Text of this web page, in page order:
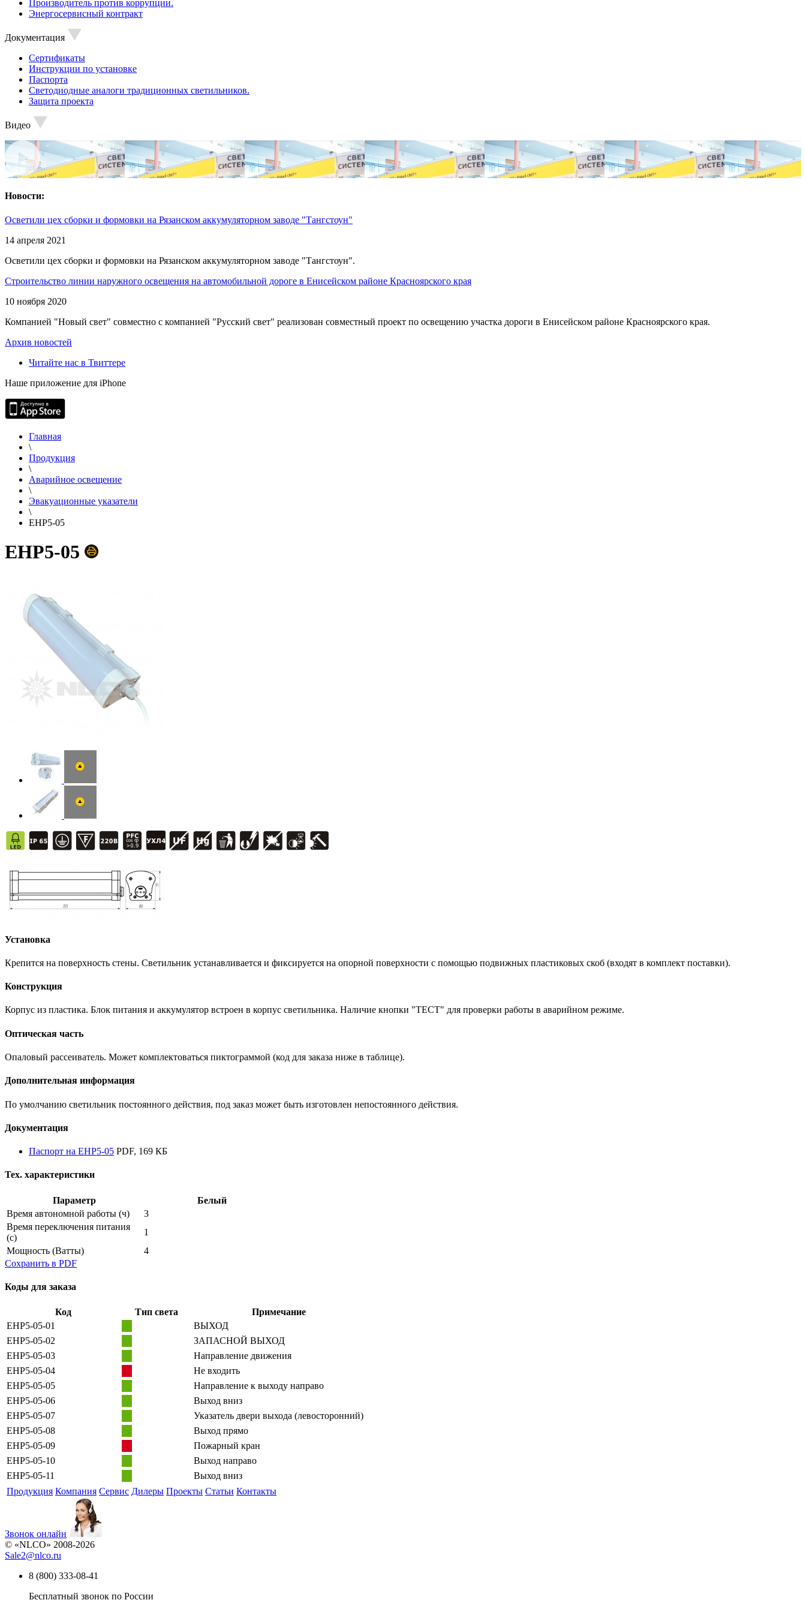
Производитель против коррупции.
Энергосервисный контракт
Документация
Сертификаты
Инструкции по установке
Паспорта
Светодиодные аналоги традиционных светильников.
Защита проекта
Видео
Новости:
Осветили цех сборки и формовки на Рязанском аккумуляторном заводе "Тангстоун"
14 апреля 2021
Осветили цех сборки и формовки на Рязанском аккумуляторном заводе "Тангстоун".
Строительство линии наружного освещения на автомобильной дороге в Енисейском районе Красноярского края
10 ноября 2020
Компанией "Новый свет" совместно с компанией "Русский свет" реализован совместный проект по освещению участка дороги в Енисейском районе Красноярского края.
Архив новостей
Читайте нас в Твиттере
Наше приложение для iPhone
Главная
\
Продукция
\
Аварийное освещение
\
Эвакуационные указатели
\
EHP5-05
EHP5-05
Установка
Крепится на поверхность стены. Светильник устанавливается и фиксируется на опорной поверхности с помощью подвижных пластиковых скоб (входят в комплект поставки).
Конструкция
Корпус из пластика. Блок питания и аккумулятор встроен в корпус светильника. Наличие кнопки "ТЕСТ" для проверки работы в аварийном режиме.
Оптическая часть
Опаловый рассеиватель. Может комплектоваться пиктограммой (код для заказа ниже в таблице).
Дополнительная информация
По умолчанию светильник постоянного действия, под заказ может быть изготовлен непостоянного действия.
Документация
Паспорт на EHP5-05 PDF, 169 КБ
Тех. характеристики
Параметр
Белый
Время автономной работы (ч)
3
Время переключения питания
(с)
1
Мощность (Ватты)
4
Сохранить в PDF
Коды для заказа
Код Тип света
Примечание
EHP5-05-01
ВЫХОД
EHP5-05-02
ЗАПАСНОЙ ВЫХОД
EHP5-05-03
Направление движения
EHP5-05-04
Не входить
EHP5-05-05
Направление к выходу направо
EHP5-05-06
Выход вниз
EHP5-05-07
Указатель двери выхода (левосторонний)
EHP5-05-08
Выход прямо
EHP5-05-09
Пожарный кран
EHP5-05-10
Выход направо
EHP5-05-11
Выход вниз
Продукция Компания Сервис Дилеры Проекты Статьи Контакты
Звонок онлайн
© «NLCO» 2008-2026
Sale2@nlco.ru
8 (800) 333-08-41
Бесплатный звонок по России